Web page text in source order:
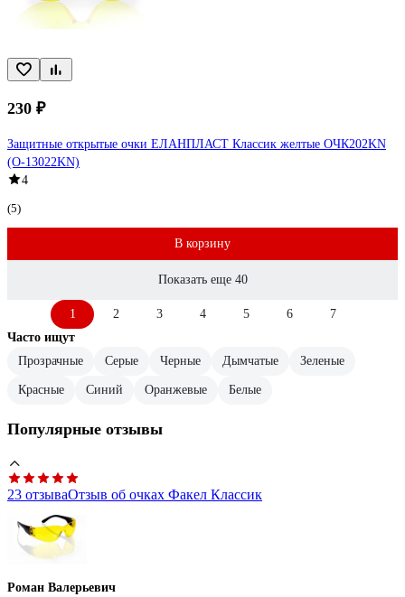
230 ₽
Защитные открытые очки ЕЛАНПЛАСТ Классик желтые ОЧК202KN
(О-13022KN)
4
(5)
В корзину
Показать еще 40
1 2 3 4 5 6
7
Часто ищут
Прозрачные
Серые Черные Дымчатые Зеленые
Красные Синий Оранжевые Белые
Популярные отзывы
23 отзываОтзыв об очках Факел Классик
Роман Валерьевич